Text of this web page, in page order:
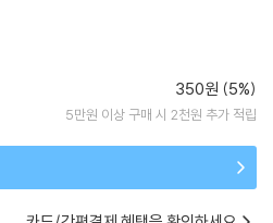
350원 (5%)
5만원 이상 구매 시 2천원 추가 적립